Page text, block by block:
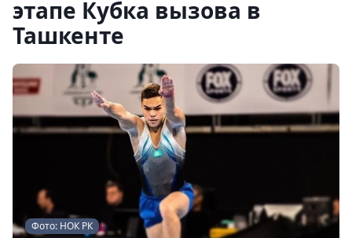
этапе Кубка вызова в
Ташкенте
Фото: НОК РК